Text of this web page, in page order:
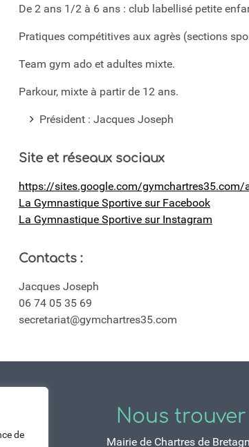
de
De 2 ans 1/2 à 6 ans : club labellisé petite
Pratiques compétitives aux agrès (sections
Team gym ado et adultes mixte.
Parkour, mixte à partir de 12 ans.
Président : Jacques Joseph
Site et réseaux sociaux
https://sites.google.com/gymchartres35.com/
La Gymnastique Sportive sur Facebook
La Gymnastique Sportive sur Instagram
Contacts :
Jacques Joseph
06 74 05 35 69
secretariat@gymchartres35.com
Nous trouver
Mairie de Chartres de